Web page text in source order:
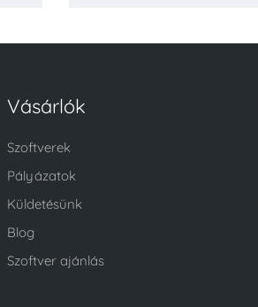
Vásárlók
Szoftverek
Pályázatok
Küldetésünk
Blog
Szoftver ajánlás